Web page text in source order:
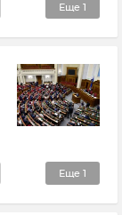
Еще 1
Еще 1